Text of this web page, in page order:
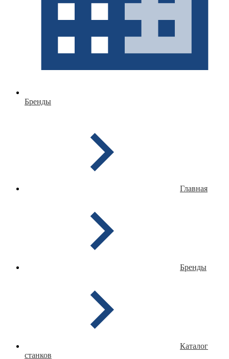
Бренды
Главная
Бренды
Каталог
станков